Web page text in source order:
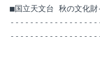
■国立天文台 秋の文化